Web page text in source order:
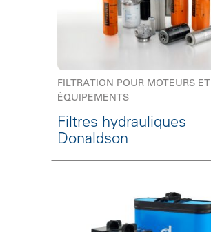
FILTRATION POUR MOTEURS ET
ÉQUIPEMENTS
Filtres hydrauliques
Donaldson